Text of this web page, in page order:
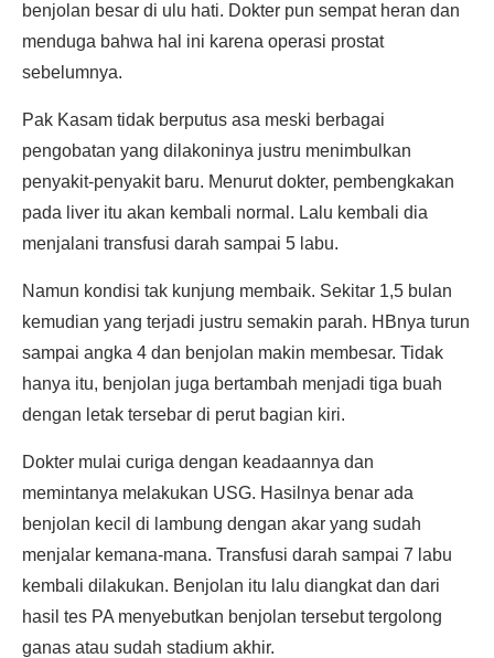
benjolan besar di ulu hati. Dokter pun sempat heran dan
menduga bahwa hal ini karena operasi prostat
sebelumnya.
Pak Kasam tidak berputus asa meski berbagai
pengobatan yang dilakoninya justru menimbulkan
penyakit-penyakit baru. Menurut dokter, pembengkakan
pada liver itu akan kembali normal. Lalu kembali dia
menjalani transfusi darah sampai 5 labu.
Namun kondisi tak kunjung membaik. Sekitar 1,5 bulan
kemudian yang terjadi justru semakin parah. HBnya turun
sampai angka 4 dan benjolan makin membesar. Tidak
hanya itu, benjolan juga bertambah menjadi tiga buah
dengan letak tersebar di perut bagian kiri.
Dokter mulai curiga dengan keadaannya dan
memintanya melakukan USG. Hasilnya benar ada
benjolan kecil di lambung dengan akar yang sudah
menjalar kemana-mana. Transfusi darah sampai 7 labu
kembali dilakukan. Benjolan itu lalu diangkat dan dari
hasil tes PA menyebutkan benjolan tersebut tergolong
ganas atau sudah stadium akhir.